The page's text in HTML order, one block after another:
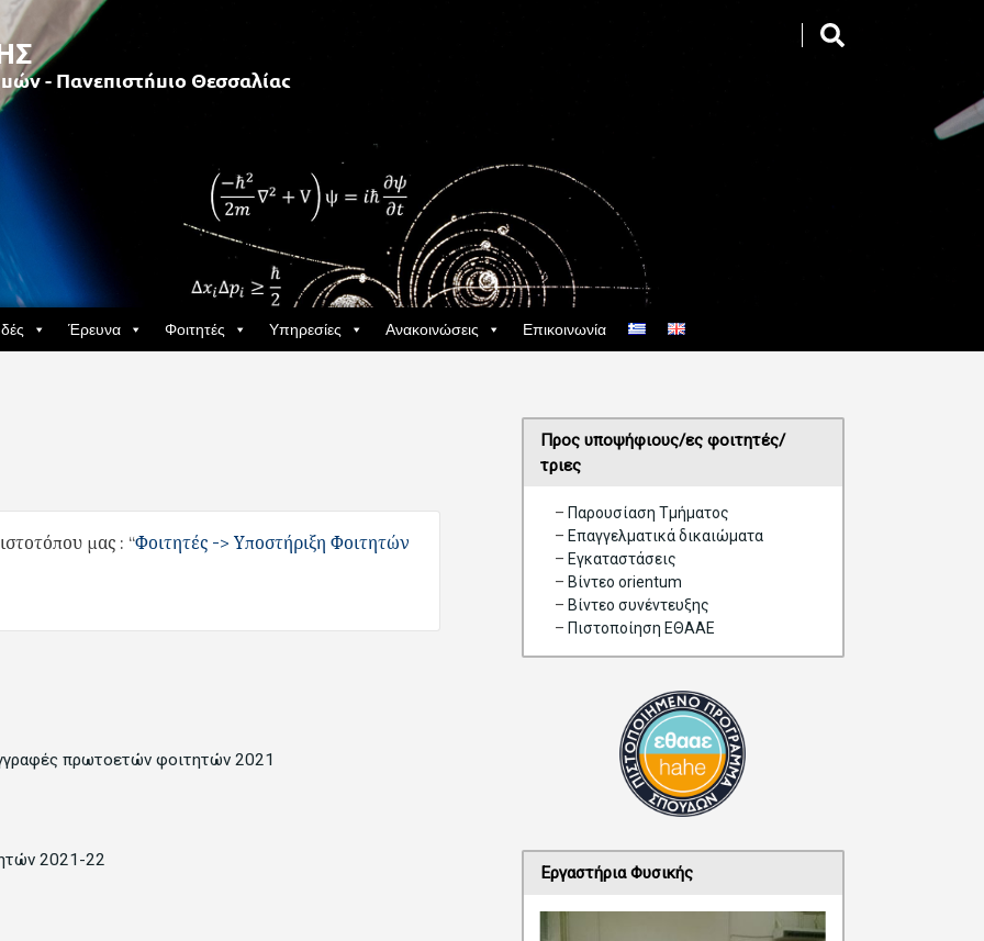
Έρευνα Φοιτητές Υπηρεσίες Ανακοινώσεις Επικοινωνία
μας : “Φοιτητές -> Υποστήριξη Φοιτητών
πρωτοετών φοιτητών 2021
2021-22
Προς υποψήφιους/ες φοιτητές/
τριες
– Παρουσίαση Τμήματος
– Επαγγελματικά δικαιώματα
– Eγκαταστάσεις
– Βίντεο orientum
– Bίντεο συνέντευξης
– Πιστοποίηση ΕΘΑΑΕ
Εργαστήρια Φυσικής